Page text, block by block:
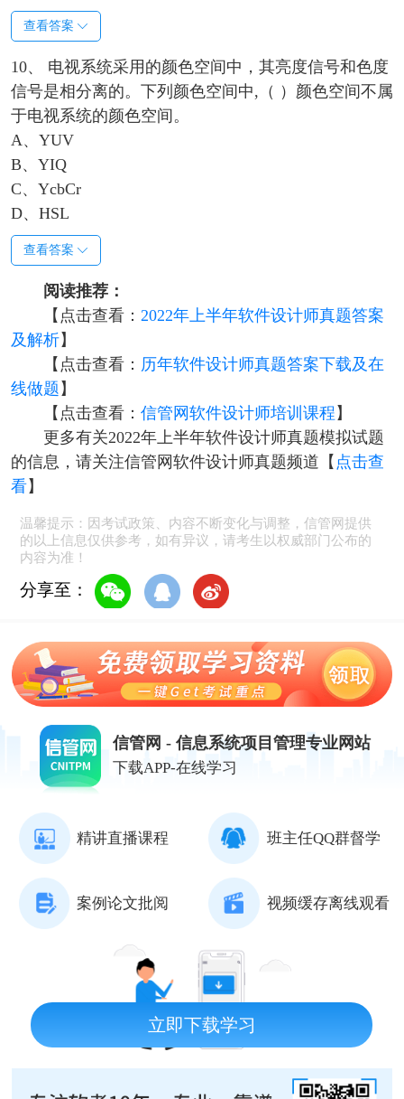
查看答案
10、 电视系统采用的颜色空间中，其亮度信号和色度
信号是相分离的。下列颜色空间中,（ ）颜色空间不属
于电视系统的颜色空间。
A、YUV
B、YIQ
C、YcbCr
D、HSL
查看答案
阅读推荐：
【点击查看： 2022年上半年软件设计师真题答案
及解析】
【点击查看： 历年软件设计师真题答案下载及在
线做题 】
【点击查看： 信管网软件设计师培训课程 】
更多有关2022年上半年软件设计师真题模拟试题
的信息，请关注信管网软件设计师真题频道【 点击查
看】
温馨提示：因考试政策、内容不断变化与调整，信管网提供
的以上信息仅供参考，如有异议，请考生以权威部门公布的
内容为准！
分享至：
信管网 - 信息系统项目管理专业网站
下载APP-在线学习
精讲直播课程 班主任QQ群督学
案例论文批阅 视频缓存离线观看
立即下载学习